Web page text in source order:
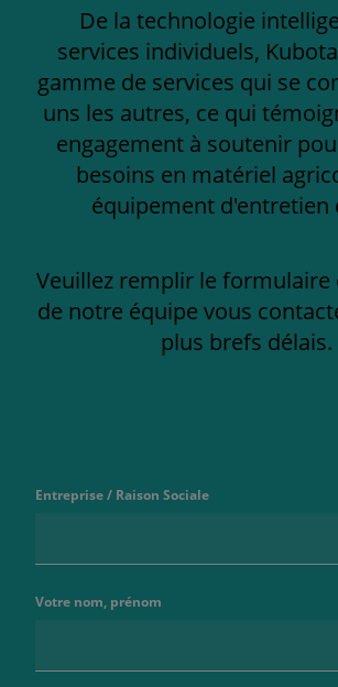
De la technologie
services individuels,
gamme de services qui se
uns les autres, ce qui
engagement à soutenir
besoins en matériel
équipement d'entretien
Veuillez remplir le formulaire
de notre équipe vous
plus brefs délais.
Entreprise / Raison Sociale
Votre nom, prénom